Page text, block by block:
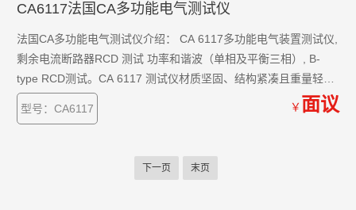
CA6117法国CA多功能电气测试仪
法国CA多功能电气测试仪介绍： CA 6117多功能电气装置测试仪,
剩余电流断路器RCD 测试 功率和谐波（单相及平衡三相）, B-
type RCD测试。CA 6117 测试仪材质坚固、结构紧凑且重量轻
巧，人性化设计、实现快速上手、高效操作。其超大背光彩色图
形显示屏易于数据读取。
型号：CA6117 ￥ 面议
下一页 末页